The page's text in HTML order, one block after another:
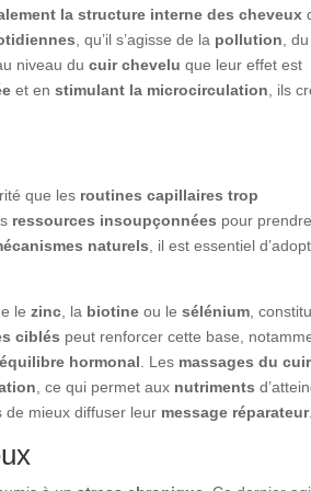
la structure interne des cheveux
, qu’il s’agisse de la pollution, du
niveau ducuir chevelu que leur effet est
et enstimulant la microcirculation, ils
que les routines capillaires trop
ressources insoupçonnées pour prendre
naturels, il est essentiel
lezinc, la biotine ou lesélénium,
ciblés peut renforcer cette base,
hormonal. Les massages du cuir
, ce qui permet aux nutriments
de mieux diffuser leur message réparateur.